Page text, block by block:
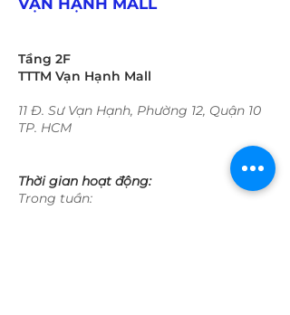
VẠN HẠNH MALL
Tầng 2F
TTTM Vạn Hạnh Mall
11 Đ. Sư Vạn Hạnh, Phường 12, Quận 10
TP. HCM
Thời gian hoạt động:
Trong tuần: